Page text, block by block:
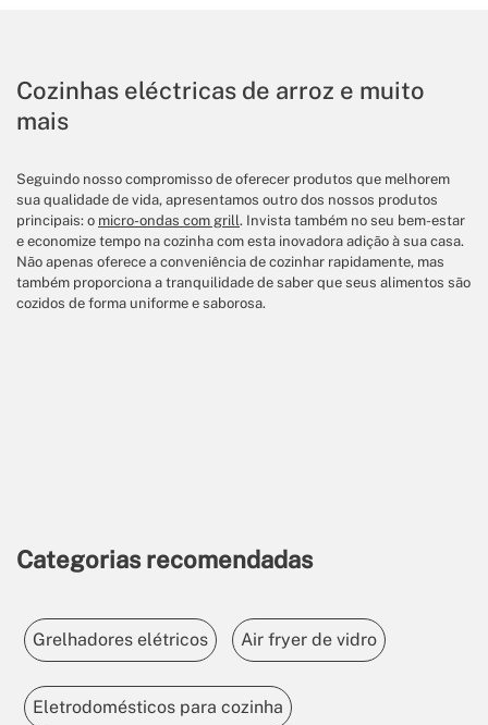
Cozinhas eléctricas de arroz e muito
mais
Seguindo nosso compromisso de oferecer produtos que melhorem
sua qualidade de vida, apresentamos outro dos nossos produtos
principais: o micro-ondas com grill. Invista também no seu bem-estar
e economize tempo na cozinha com esta inovadora adição à sua casa.
Não apenas oferece a conveniência de cozinhar rapidamente, mas
também proporciona a tranquilidade de saber que seus alimentos são
cozidos de forma uniforme e saborosa.
Categorias recomendadas
Grelhadores elétricos Air fryer de vidro
Eletrodomésticos para cozinha